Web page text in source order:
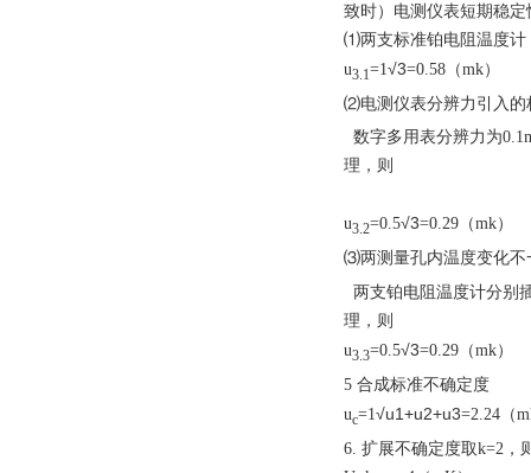
致时）电测仪表短期稳
⑴两支标准铂电阻温度计
u3.1 =1 √3=0.58（mk）
⑵电测仪表分辨力引入的
数字多用表分辨力为
理，则
u3.2=0.5√3=0.29（mk）
⑶两测量孔内温度变化不
两支铂电阻温度计分别
理，则
u3.3=0.5√3=0.29（mk）
5 合成标准不确定度
uc=1 √u1+u2+u3=2.24（
6. 扩展不确定度取k=2，